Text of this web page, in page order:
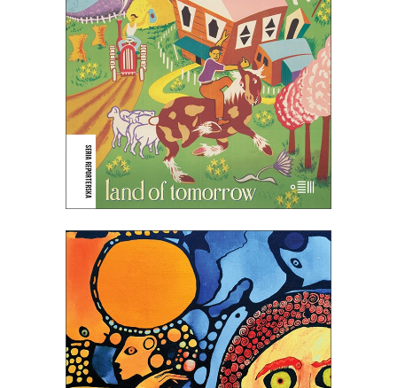
listopada
69.90zł 34.95zł
E-BOOK DO KOSZYKA
[EBOOK] WYRWY